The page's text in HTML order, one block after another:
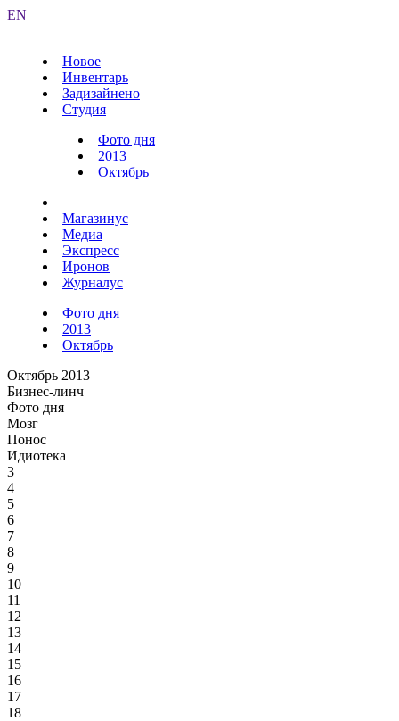
EN
Новое
Инвентарь
Задизайнено
Студия
Фото дня
2013
Октябрь
Магазинус
Медиа
Экспресс
Иронов
Журналус
Фото дня
2013
Октябрь
Октябрь 2013
Бизнес-линч
Фото дня
Мозг
Понос
Идиотека
3
4
5
6
7
8
9
10
11
12
13
14
15
16
17
18